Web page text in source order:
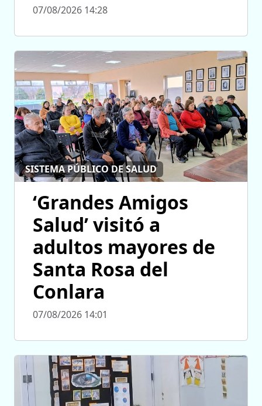
07/08/2026 14:28
SISTEMA PÚBLICO DE SALUD
‘Grandes Amigos
Salud’ visitó a
adultos mayores de
Santa Rosa del
Conlara
07/08/2026 14:01